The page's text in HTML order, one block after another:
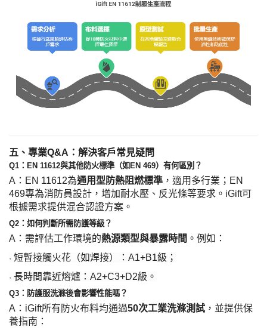
五、專業Q&A：解決客戶常見疑問
Q1：EN 11612與其他防火標準（如EN 469）有何區別？
A：EN 11612為通用型防熱阻燃標準 ，適用多行業； EN
469專為消防員設計，增加耐水壓、反光條等要求。iGift可
根據需求提供混合認證方案。
Q2：如何判斷所需防護等級？
A：需評估工作環境的熱源類型與暴露時間 。例如：
· 短暫接觸火花（如焊接）： A1+B1級；
· 長時間靠近熔爐： A2+C3+D2級。
Q3：防護服洗滌後會影響性能嗎？
A：iGift所有防火布料均通過50次工業洗滌測試 ，並提供保
養指南：